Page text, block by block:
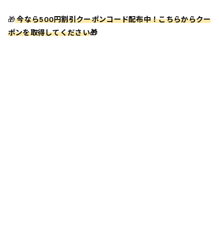
🎁 今なら500円割引クーポンコード配布中！こちらからクー
ポンを取得してください🎁